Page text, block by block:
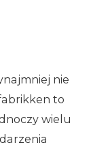
nie
to
wielu